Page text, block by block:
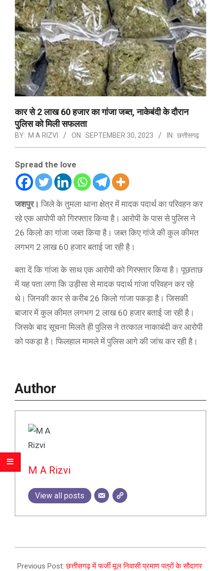
कार से 2 लाख 60 हजार का गांजा जब्त, नाकेबंदी के दौरान
पुलिस को मिली सफलता
BY: M A RIZVI ON: SEPTEMBER 30, 2023 IN: छत्तीसगढ़
Spread the love
जशपुर। जिले के तुमला थाना क्षेत्र में मादक पदार्थ का परिवहन कर
रहे एक आपोपी को गिरफ्तार किया है। आरोपी के पास से पुलिस ने
26 किलो का गांजा जब्त किया है। जब्त किए गांजे की कुल कीमत
लगभग 2 लाख 60 हजार बताई जा रही है।
बता दें कि गांजा के साथ एक आरोपी को गिरफ्तार किया है। पूछताछ
में यह पता लगा कि उड़ीसा से मादक पदार्थ गांजा परिवहन कर रहे
थे। जिनकी कार से करीब 26 किलो गांजा पकड़ा है। जिसकी
बाजार में कुल कीमत लगभग 2 लाख 60 हजार बताई जा रही है।
जिसके बाद सूचना मिलते ही पुलिस ने तत्काल नाकाबंदी कर आरोपी
को पकड़ा है। फिलहाल मामले में पुलिस आगे की जांच कर रही है।
Author
M A Rizvi
View all posts
09-
Previous Post:छत्तीसगढ़ में फर्जी मूल निवासी प्रमाण पत्रों के सौदागर